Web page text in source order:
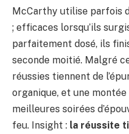
McCarthy utilise parfois
; efficaces lorsqu’ils
parfaitement dosé, ils
seconde moitié. Malgré
réussies tiennent de
organique, et une montée
meilleures soirées
feu. Insight : la réussite